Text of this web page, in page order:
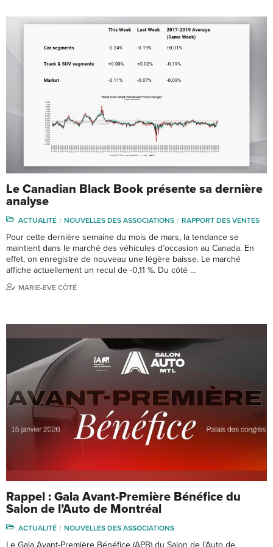
Le Canadian Black Book présente sa dernière
analyse
ACTUALITÉ NOUVELLES DES ASSOCIATIONS RAPPORT DES VENTES
Pour cette dernière semaine du mois de mars, la tendance se
maintient dans le marché des véhicules d’occasion au Canada. En
effet, on enregistre de nouveau une légère baisse. Le marché
affiche actuellement un recul de -0,11 %. Du côté …
MARIE-EVE CÔTÉ
Rappel : Gala Avant-Première Bénéfice du
Salon de l’Auto de Montréal
ACTUALITÉ NOUVELLES DES ASSOCIATIONS
Le Gala Avant-Première Bénéfice (APB) du Salon de l’Auto de